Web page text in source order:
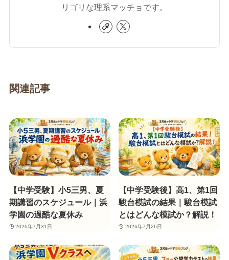
リゴリな理系マッチョです。
関連記事
【中学受験】小5三男、夏
期講習のスケジュール｜浜
学園の過酷な夏休み
2026年7月31日
【中学受験後】高1、第1回
駿台模試の結果｜駿台模試
とはどんな模試か？解説！
2026年7月26日